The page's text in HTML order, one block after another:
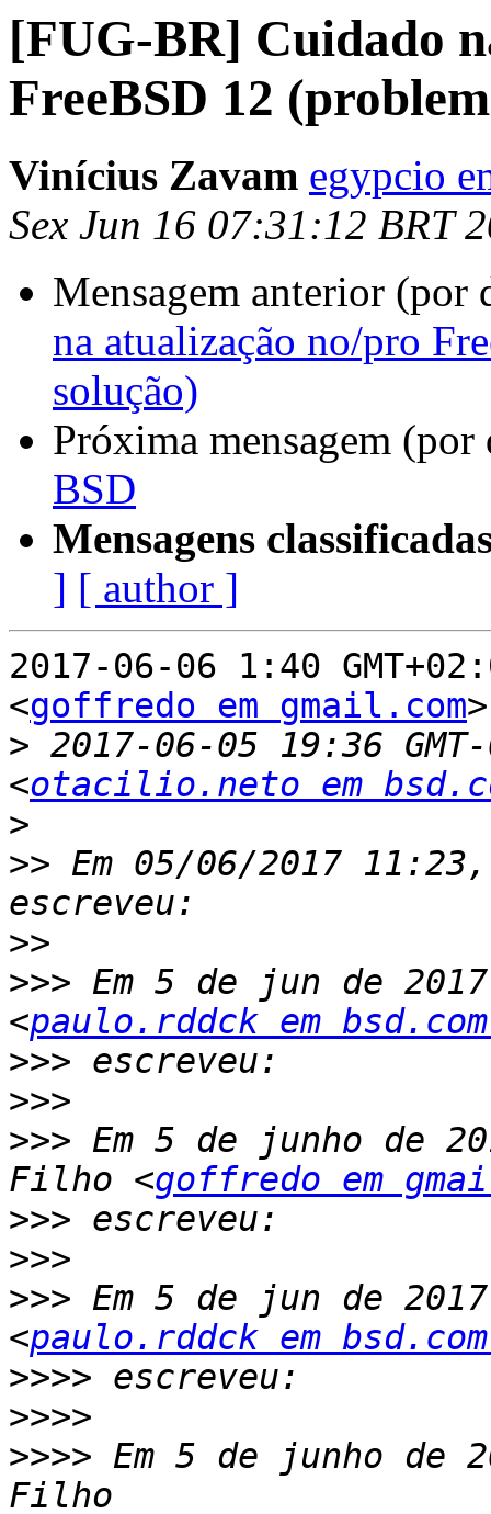
[FUG-BR] Cuidado
FreeBSD 12
Vinícius Zavam egypcio
Sex Jun 16 07:31:12 BRT
Mensagem anterior (por
na atualização no/pro
solução)
Próxima mensagem
BSD
Mensagens
] [ author ]
2017-06-06 1:40
<goffredo em gmail.com
> 2017-06-05 19:36
<otacilio.neto em
>
>> Em 05/06/2017
>>
>>> Em 5 de jun de
<paulo.rddck em
>>>
>>>
>>> Em 5 de junho de
Filho <goffredo em
>>>
>>>
>>> Em 5 de jun de
<paulo.rddck em
>>>>
>>>>
>>>> Em 5 de junho de